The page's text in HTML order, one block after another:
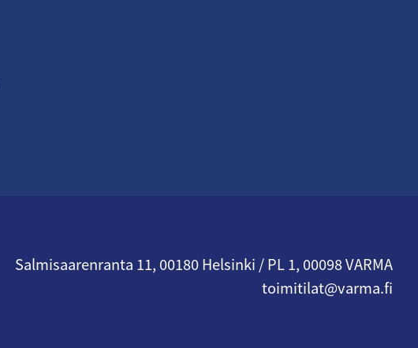
Salmisaarenranta 11, 00180 Helsinki / PL 1, 00098 VARMA
toimitilat@varma.fi